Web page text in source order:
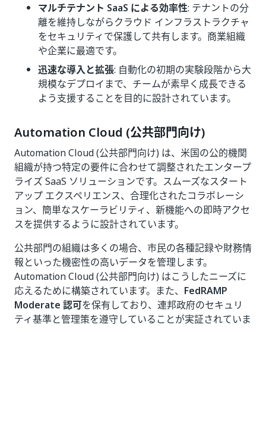
マルチテナント SaaS による効率性: テナントの分
離を維持しながらクラウド インフラストラクチャ
をセキュリティで保護して共有します。商業組織
や企業に最適です。
迅速な導入と拡張: 自動化の初期の実験段階から大
規模なデプロイまで、チームが素早く成長できる
よう支援することを目的に設計されています。
Automation Cloud (公共部門向け)
Automation Cloud (公共部門向け) は、米国の公的機関
組織が持つ特定の要件に合わせて調整されたエンタープ
ライズ SaaS ソリューションです。スムーズなスタート
アップ エクスペリエンス、合理化されたコラボレーシ
ョン、簡単なスケーラビリティ、新機能への即時アクセ
スを提供するように設計されています。
公共部門の組織は多くの場合、市民の各種記録や財務情
報といった機密性の高いデータを管理します。
Automation Cloud (公共部門向け) はこうしたニーズに
応えるために構築されています。また、 FedRAMP
Moderate 認可を保有しており、連邦政府のセキュリ
ティ基準と管理策を遵守していることが実証されていま